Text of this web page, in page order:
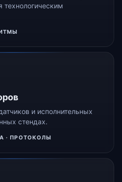
технологическим
и исполнительных
стендах.
· ПРОТОКОЛЫ